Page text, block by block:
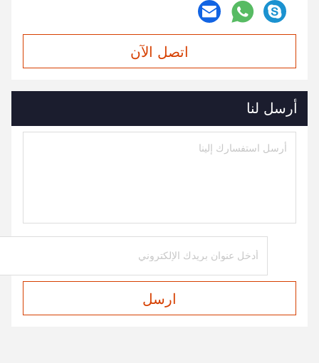
اتصل الآن
أرسل لنا
ارسل